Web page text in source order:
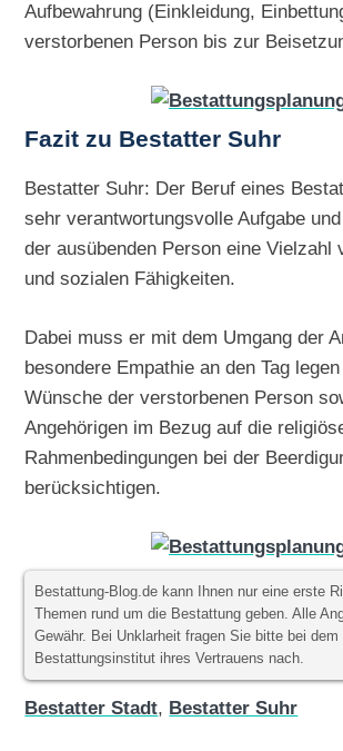
Aufbewahrung (Einkleidung,
verstorbenen Person bis zur
Fazit zu Bestatter Suhr
Bestatter Suhr: Der Beruf eines
sehr verantwortungsvolle Aufgabe
der ausübenden Person eine Vielzahl
und sozialen Fähigkeiten.
Dabei muss er mit dem Umgang der
besondere Empathie an den Tag
Wünsche der verstorbenen Person
Angehörigen im Bezug auf die
Rahmenbedingungen bei der
berücksichtigen.
Bestattung-Blog.de kann Ihnen nur eine erste
Themen rund um die Bestattung geben. Alle
Gewähr. Bei Unklarheit fragen Sie bitte bei dem
Bestattungsinstitut ihres Vertrauens nach.
Bestatter Stadt, Bestatter Suhr